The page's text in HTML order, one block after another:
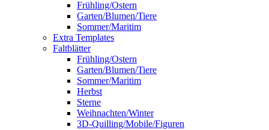
Frühling/Ostern
Garten/Blumen/Tiere
Sommer/Maritim
Extra Templates
Faltblätter
Frühling/Ostern
Garten/Blumen/Tiere
Sommer/Maritim
Herbst
Sterne
Weihnachten/Winter
3D-Quilling/Mobile/Figuren